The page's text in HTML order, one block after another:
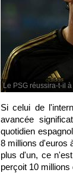
Le PSG réussira-t-il
Si celui de
avancée
quotidien
8 millions d'euros
plus d'un, ce
perçoit 10